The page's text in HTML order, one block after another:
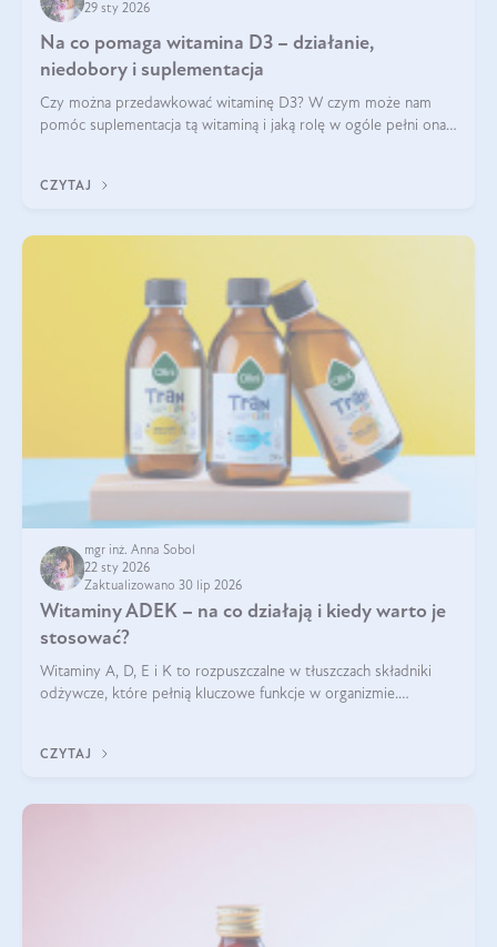
29 sty 2026
Na co pomaga witamina D3 – działanie,
niedobory i suplementacja
Czy można przedawkować witaminę D3? W czym może nam
pomóc suplementacja tą witaminą i jaką rolę w ogóle pełni ona
robić?
CZYTAJ
mgr inż. Anna Sobol
22 sty 2026
Zaktualizowano 30 lip 2026
Witaminy ADEK – na co działają i kiedy warto je
stosować?
Witaminy A, D, E i K to rozpuszczalne w tłuszczach składniki
odżywcze, które pełnią kluczowe funkcje w organizmie.
CZYTAJ